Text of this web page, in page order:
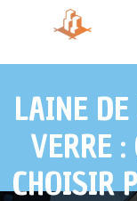
LAINE
VERRE
CHOISIR